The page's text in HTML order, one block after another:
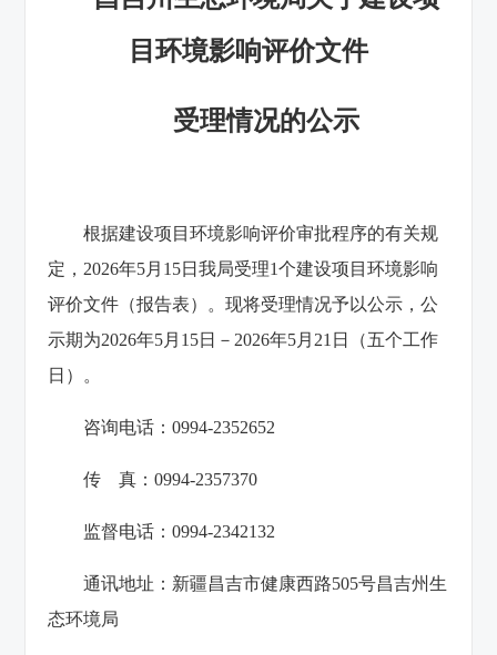
目环境影响评价文件
受理情况的公示
根据建设项目环境影响评价审批程序的有关规
定，2026年5月15日我局受理1个建设项目环境影响
评价文件（报告表）。现将受理情况予以公示，公
示期为2026年5月15日－2026年5月21日（五个工作
日）。
咨询电话：0994-2352652
传 真：0994-2357370
监督电话：0994-2342132
通讯地址：新疆昌吉市健康西路505号昌吉州生
态环境局